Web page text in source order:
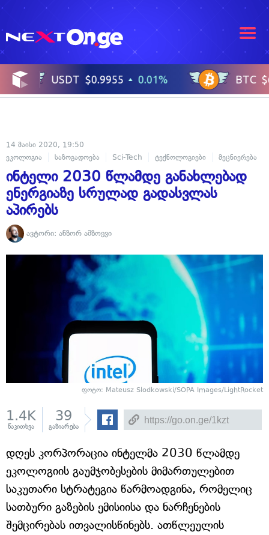
14 მაისი 2020, 19:50
ეკოლოგია
საზოგადოება Sci-Tech ტექნოლოგიები მეცნიერება
ინტელი 2030 წლამდე განახლებად
ენერგიაზე სრულად გადასვლას
აპირებს
ავტორი: ანზორ ამზოევი
ფოტო: Mateusz Slodkowski/SOPA Images/LightRocket
1.4K
წაკითხვა
39
გაზიარება
დღეს კორპორაცია ინტელმა 2030 წლამდე
ეკოლოგიის გაუმჯობესების მიმართულებით
საკუთარი სტრატეგია წარმოადგინა, რომელიც
სათბური გაზების ემისიისა და ნარჩენების
შემცირებას ითვალისწინებს. ათწლეულის